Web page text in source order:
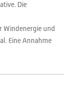
Die
Windenergie und
Eine Annahme